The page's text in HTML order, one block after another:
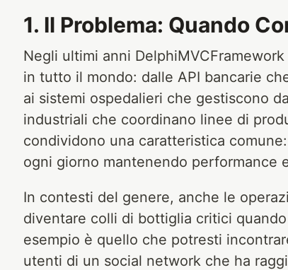
1. Il Problema: Quando
Negli ultimi anni
in tutto il mondo: dalle API bancarie
ai sistemi ospedalieri che gestiscono
industriali che coordinano linee di
condividono una caratteristica
ogni giorno mantenendo performance
In contesti del genere, anche le
diventare colli di bottiglia critici
esempio è quello che potresti
utenti di un social network che ha